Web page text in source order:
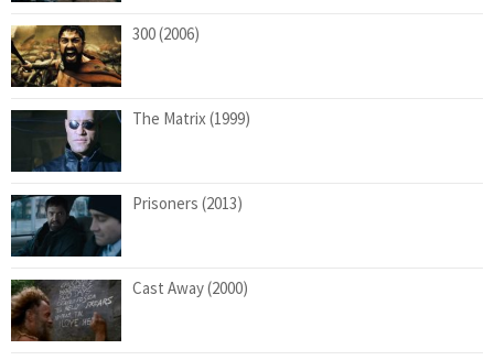
300 (2006)
The Matrix (1999)
Prisoners (2013)
Cast Away (2000)